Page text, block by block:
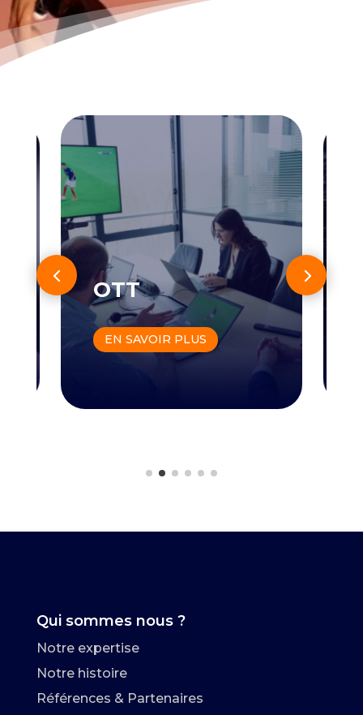
SmartJog
EN SAVOIR PLUS
Qui sommes nous ?
Notre expertise
Notre histoire
Références & Partenaires